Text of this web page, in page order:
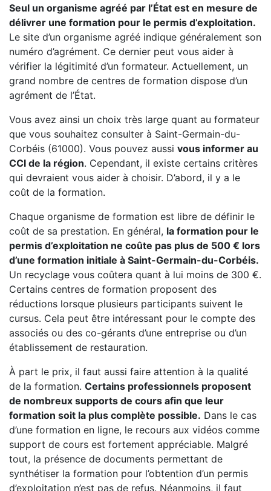
Seul un organisme agréé par l’État est en mesure de
délivrer une formation pour le permis d’exploitation.
Le site d’un organisme agréé indique généralement son
numéro d’agrément. Ce dernier peut vous aider à
vérifier la légitimité d’un formateur. Actuellement, un
grand nombre de centres de formation dispose d’un
agrément de l’État.
Vous avez ainsi un choix très large quant au formateur
que vous souhaitez consulter à Saint-Germain-du-
Corbéis (61000). Vous pouvez aussi vous informer au
CCI de la région. Cependant, il existe certains critères
qui devraient vous aider à choisir. D’abord, il y a le
coût de la formation.
Chaque organisme de formation est libre de définir le
coût de sa prestation. En général, la formation pour le
permis d’exploitation ne coûte pas plus de 500 € lors
d’une formation initiale à Saint-Germain-du-Corbéis.
Un recyclage vous coûtera quant à lui moins de 300 €.
Certains centres de formation proposent des
réductions lorsque plusieurs participants suivent le
cursus. Cela peut être intéressant pour le compte des
associés ou des co-gérants d’une entreprise ou d’un
établissement de restauration.
À part le prix, il faut aussi faire attention à la qualité
de la formation. Certains professionnels proposent
de nombreux supports de cours afin que leur
formation soit la plus complète possible. Dans le cas
d’une formation en ligne, le recours aux vidéos comme
support de cours est fortement appréciable. Malgré
tout, la présence de documents permettant de
synthétiser la formation pour l’obtention d’un permis
d’exploitation n’est pas de refus. Néanmoins, il faut